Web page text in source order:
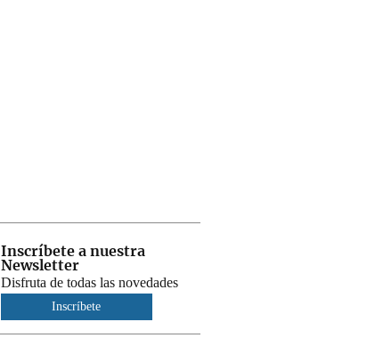
Inscríbete a nuestra
Newsletter
Disfruta de todas las novedades
Inscríbete